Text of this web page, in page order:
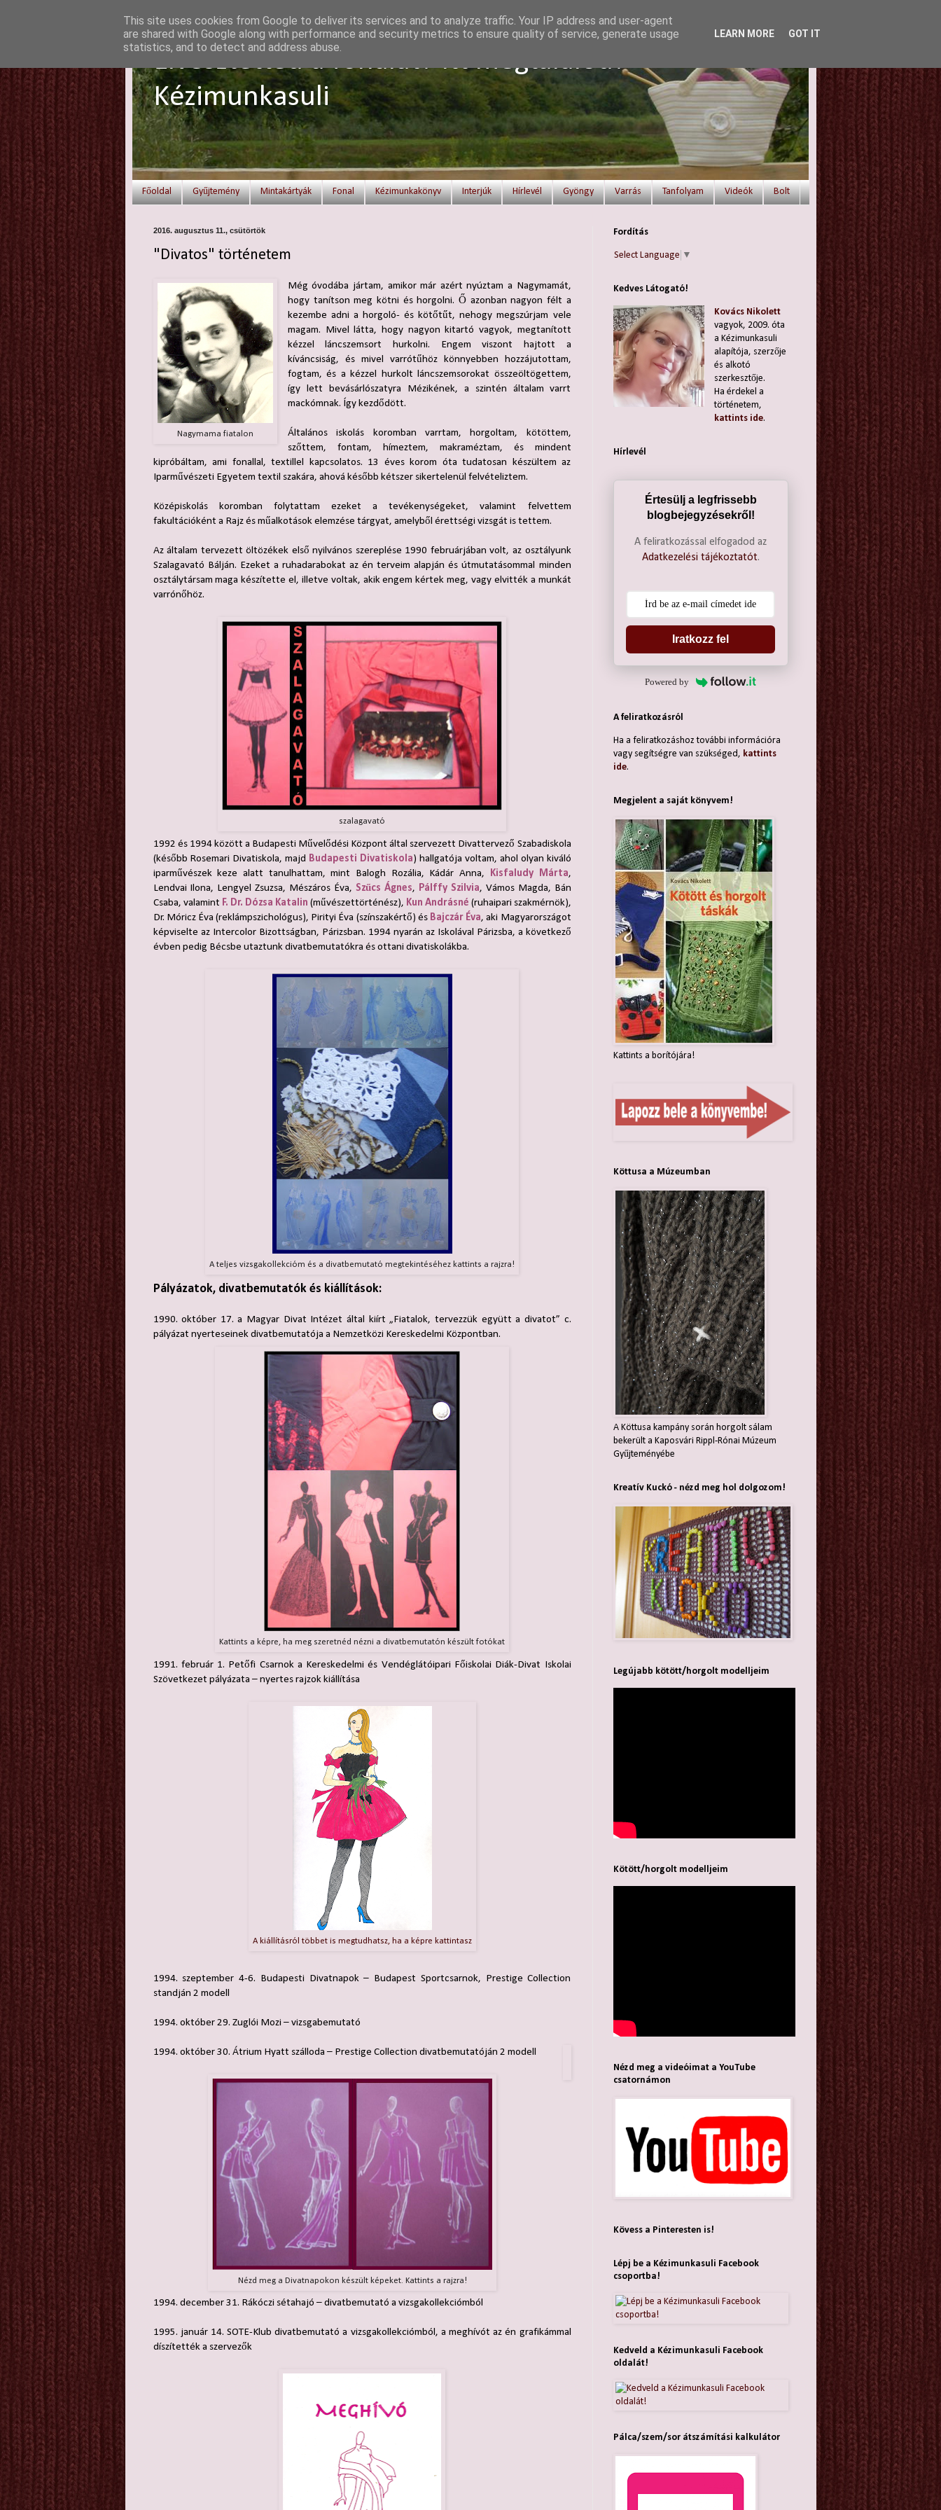
Elvesztetted a fonalat? Itt megtalálod!
Kézimunkasuli
Főoldal Gyűjtemény Mintakártyák Fonal Kézimunkakönyv Interjúk Hírlevél Gyöngy Varrás Tanfolyam Videók Bolt
2016. augusztus 11., csütörtök
"Divatos" történetem
Nagymama fiatalon
Még óvodába jártam, amikor már azért nyúztam a Nagymamát,
hogy tanítson meg kötni és horgolni. Ő azonban nagyon félt a
kezembe adni a horgoló- és kötőtűt, nehogy megszúrjam vele
magam. Mivel látta, hogy nagyon kitartó vagyok, megtanított
kézzel láncszemsort hurkolni. Engem viszont hajtott a
kíváncsiság, és mivel varrótűhöz könnyebben hozzájutottam,
fogtam, és a kézzel hurkolt láncszemsorokat összeöltögettem,
így lett bevásárlószatyra Mézikének, a szintén általam varrt
mackómnak. Így kezdődött.
Általános iskolás koromban varrtam, horgoltam, kötöttem,
szőttem, fontam, hímeztem, makraméztam, és mindent
kipróbáltam, ami fonallal, textillel kapcsolatos. 13 éves korom óta tudatosan készültem az
Iparművészeti Egyetem textil szakára, ahová később kétszer sikertelenül felvételiztem.
Középiskolás koromban folytattam ezeket a tevékenységeket, valamint felvettem
fakultációként a Rajz és műalkotások elemzése tárgyat, amelyből érettségi vizsgát is tettem.
Az általam tervezett öltözékek első nyilvános szereplése 1990 februárjában volt, az osztályunk
Szalagavató Bálján. Ezeket a ruhadarabokat az én terveim alapján és útmutatásommal minden
osztálytársam maga készítette el, illetve voltak, akik engem kértek meg, vagy elvitték a munkát
varrónőhöz.
szalagavató
1992 és 1994 között a Budapesti Művelődési Központ által szervezett Divattervező Szabadiskola
(később Rosemari Divatiskola, majd Budapesti Divatiskola) hallgatója voltam, ahol olyan kiváló
iparművészek keze alatt tanulhattam, mint Balogh Rozália, Kádár Anna,
Kisfaludy Márta,
Lendvai Ilona, Lengyel Zsuzsa, Mészáros Éva, Szűcs Ágnes, Pálffy Szilvia, Vámos Magda, Bán
Csaba, valamint F. Dr. Dózsa Katalin (művészettörténész), Kun Andrásné (ruhaipari szakmérnök),
Dr. Móricz Éva (reklámpszichológus), Pirityi Éva (színszakértő) és Bajczár Éva, aki Magyarországot
képviselte az Intercolor Bizottságban, Párizsban. 1994 nyarán az Iskolával Párizsba, a következő
évben pedig Bécsbe utaztunk divatbemutatókra és ottani divatiskolákba.
A teljes vizsgakollekcióm és a divatbemutató megtekintéséhez kattints a rajzra!
Pályázatok, divatbemutatók és kiállítások:
1990. október 17. a Magyar Divat Intézet által kiírt „Fiatalok, tervezzük együtt a divatot” c.
pályázat nyerteseinek divatbemutatója a Nemzetközi Kereskedelmi Központban.
Kattints a képre, ha meg szeretnéd nézni a divatbemutatón készült fotókat
1991. február 1. Petőfi Csarnok a Kereskedelmi és Vendéglátóipari Főiskolai Diák-Divat Iskolai
Szövetkezet pályázata – nyertes rajzok kiállítása
A kiállításról többet is megtudhatsz, ha a képre kattintasz
1994. szeptember 4-6. Budapesti Divatnapok – Budapest Sportcsarnok, Prestige Collection
standján 2 modell
1994. október 29. Zuglói Mozi – vizsgabemutató
1994. október 30. Átrium Hyatt szálloda – Prestige Collection divatbemutatóján 2 modell
Nézd meg a Divatnapokon készült képeket. Kattints a rajzra!
1994. december 31. Rákóczi sétahajó – divatbemutató a vizsgakollekciómból
1995. január 14. SOTE-Klub divatbemutató a vizsgakollekciómból, a meghívót az én grafikámmal
díszítették a szervezők
Fordítás
Select Language ▼
Kedves Látogató!
Kovács Nikolett
vagyok, 2009. óta
a Kézimunkasuli
alapítója, szerzője
és alkotó
szerkesztője.
Ha érdekel a
történetem,
kattints ide.
Hírlevél
Értesülj a legfrissebb
blogbejegyzésekről!
A feliratkozással elfogadod az
Adatkezelési tájékoztatót.
Iratkozz fel
Powered by
A feliratkozásról
Ha a feliratkozáshoz további információra
vagy segítségre van szükséged, kattints
ide.
Megjelent a saját könyvem!
Kattints a borítójára!
Köttusa a Múzeumban
A Köttusa kampány során horgolt sálam
bekerült a Kaposvári Rippl-Rónai Múzeum
Gyűjteményébe
Kreatív Kuckó - nézd meg hol dolgozom!
Legújabb kötött/horgolt modelljeim
Kötött/horgolt modelljeim
Nézd meg a videóimat a YouTube
csatornámon
Kövess a Pinteresten is!
Lépj be a Kézimunkasuli Facebook
csoportba!
Kedveld a Kézimunkasuli Facebook
oldalát!
Pálca/szem/sor átszámítási kalkulátor
This site uses cookies from Google to deliver its services and to analyze traffic. Your IP address and user-agent
are shared with Google along with performance and security metrics to ensure quality of service, generate usage
statistics, and to detect and address abuse.
LEARN MORE GOT IT